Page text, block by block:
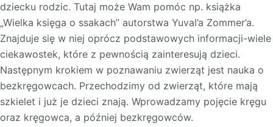
dziecku rodzic. Tutaj może Wam pomóc np. książka
„Wielka księga o ssakach” autorstwa Yuval’a Zommer’a.
Znajduje się w niej oprócz podstawowych informacji-wiele
ciekawostek, które z pewnością zainteresują dzieci.
Następnym krokiem w poznawaniu zwierząt jest nauka o
bezkręgowcach. Przechodzimy od zwierząt, które mają
szkielet i już je dzieci znają. Wprowadzamy pojęcie kręgu
oraz kręgowca, a później bezkręgowców.